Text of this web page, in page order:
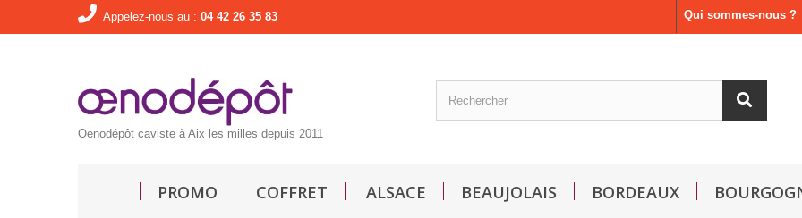
Qui sommes-nous ?
Appelez-nous au : 04 42 26 35 83
Oenodépôt caviste à Aix les milles depuis 2011
PROMO COFFRET ALSACE BEAUJOLAIS BORDEAUX